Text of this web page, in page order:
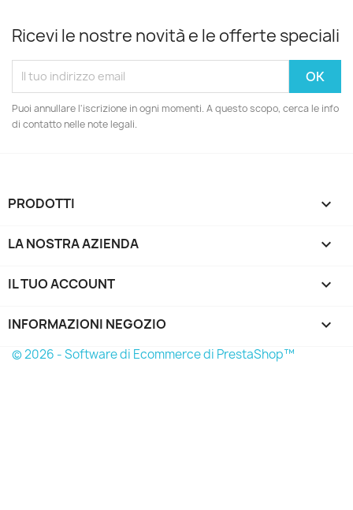
Ricevi le nostre novità e le offerte speciali
Puoi annullare l'iscrizione in ogni momenti. A questo scopo, cerca le info
di contatto nelle note legali.
PRODOTTI 
LA NOSTRA AZIENDA 
IL TUO ACCOUNT 
INFORMAZIONI NEGOZIO keyboard_arrow_down
© 2026 - Software di Ecommerce di PrestaShop™